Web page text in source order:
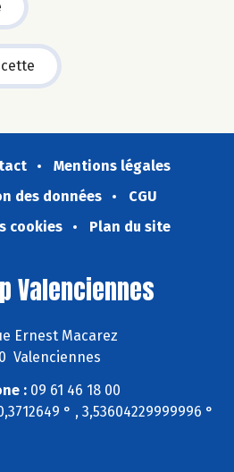
Mentions légales
des données
CGU
cookies
Plan du site
Valenciennes
Ernest Macarez
Valenciennes
: 09 61 46 18 00
° , 3,53604229999996 °